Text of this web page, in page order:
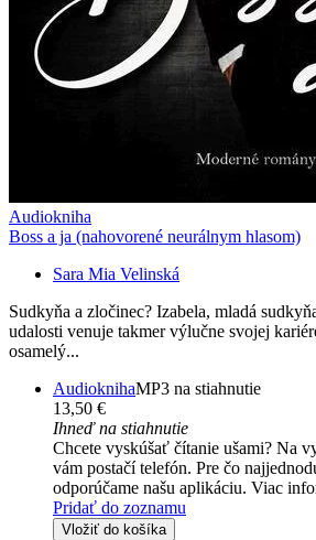
Audiokniha
Boss a ja (nahovorené neurálnym hlasom)
Sara Mia Velinská
Sudkyňa a zločinec? Izabela, mladá
udalosti venuje takmer výlučne svojej
osamelý...
AudioknihaMP3 na stiahnutie
13,50 €
Ihneď na stiahnutie
Chcete vyskúšať čítanie ušami? Na
vám postačí telefón. Pre čo
odporúčame našu aplikáciu. Viac
Pridať do zoznamu
Vložiť do košíka